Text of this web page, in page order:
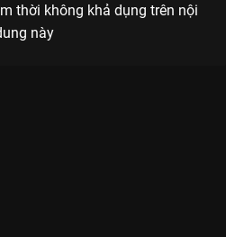
thời không khả dụng trên nội
này